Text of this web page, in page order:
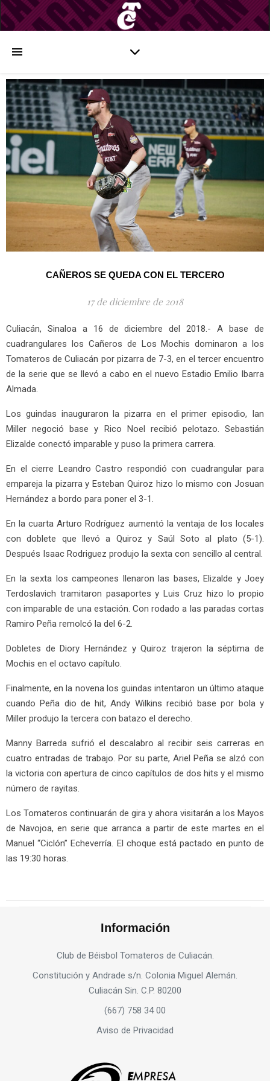
CAÑEROS SE QUEDA CON EL TERCERO
17 de diciembre de 2018
Culiacán, Sinaloa a 16 de diciembre del 2018.- A base de
cuadrangulares los Cañeros de Los Mochis dominaron a los
Tomateros de Culiacán por pizarra de 7-3, en el tercer encuentro
de la serie que se llevó a cabo en el nuevo Estadio Emilio Ibarra
Almada.
Los guindas inauguraron la pizarra en el primer episodio, Ian
Miller negoció base y Rico Noel recibió pelotazo. Sebastián
Elizalde conectó imparable y puso la primera carrera.
En el cierre Leandro Castro respondió con cuadrangular para
empareja la pizarra y Esteban Quiroz hizo lo mismo con Josuan
Hernández a bordo para poner el 3-1.
En la cuarta Arturo Rodríguez aumentó la ventaja de los locales
con doblete que llevó a Quiroz y Saúl Soto al plato (5-1).
Después Isaac Rodriguez produjo la sexta con sencillo al central.
En la sexta los campeones llenaron las bases, Elizalde y Joey
Terdoslavich tramitaron pasaportes y Luis Cruz hizo lo propio
con imparable de una estación. Con rodado a las paradas cortas
Ramiro Peña remolcó la del 6-2.
Dobletes de Diory Hernández y Quiroz trajeron la séptima de
Mochis en el octavo capítulo.
Finalmente, en la novena los guindas intentaron un último ataque
cuando Peña dio de hit, Andy Wilkins recibió base por bola y
Miller produjo la tercera con batazo el derecho.
Manny Barreda sufrió el descalabro al recibir seis carreras en
cuatro entradas de trabajo. Por su parte, Ariel Peña se alzó con
la victoria con apertura de cinco capítulos de dos hits y el mismo
número de rayitas.
Los Tomateros continuarán de gira y ahora visitarán a los Mayos
de Navojoa, en serie que arranca a partir de este martes en el
Manuel “Ciclón” Echeverría. El choque está pactado en punto de
las 19:30 horas.
Información
Club de Béisbol Tomateros de Culiacán.
Constitución y Andrade s/n. Colonia Miguel Alemán.
Culiacán Sin. C.P. 80200
(667) 758 34 00
Aviso de Privacidad